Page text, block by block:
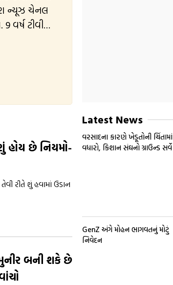
ન્યૂઝ ચેનલ
વર્ષ ટીવી
હોય છે નિયમો-
રીતે શું હવામાં ઉડાન
બની શકે છે
Latest News
વરસાદના કારણે ખેડૂતોની ચિંતામાં
વધારો, કિશાન સંઘનો ગ્રાઉન્ડ સર્વે
GenZ અંગે મોહન ભાગવતનું મોટું
નિવેદન